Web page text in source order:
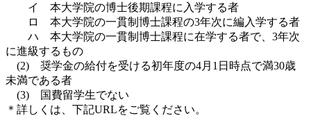
イ 本大学院の博士後期課程に入学する者
ロ 本大学院の一貫制博士課程の3年次に編入学する者
ハ 本大学院の一貫制博士課程に在学する者で、3年次
に進級するもの
(2) 奨学金の給付を受ける初年度の4月1日時点で満30歳
未満である者
(3) 国費留学生でない
＊詳しくは、下記URLをご覧ください。